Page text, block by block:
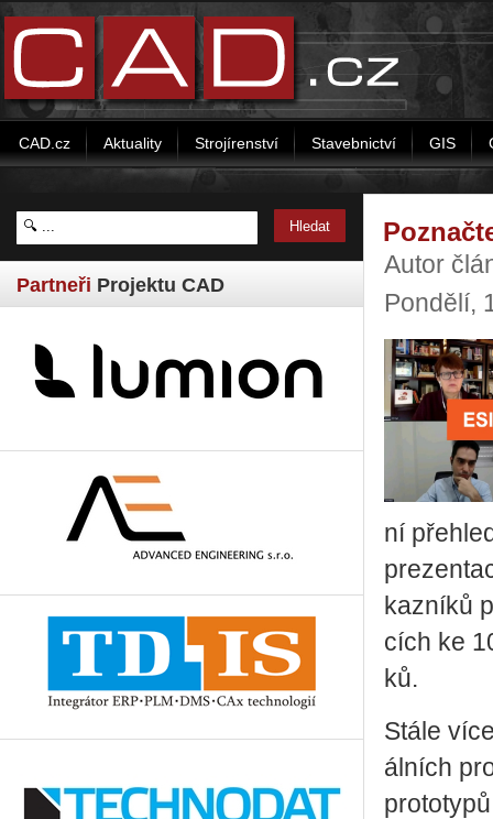
CAD.cz Aktuality Strojírenství Stavebnictví GIS
Partneři Projektu CAD
Autor
Pondělí,
ní
kaz­ní­ků
cích ke
ků.
Stále
ál­ních